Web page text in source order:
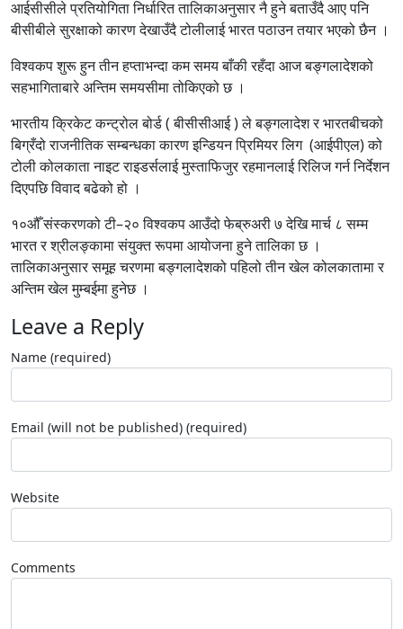
आईसीसीले प्रतियोगिता निर्धारित तालिकाअनुसार नै हुने बताउँदै आए पनि
बीसीबीले सुरक्षाको कारण देखाउँदै टोलीलाई भारत पठाउन तयार भएको छैन ।
विश्वकप शुरू हुन तीन हप्ताभन्दा कम समय बाँकी रहँदा आज बङ्गलादेशको
सहभागिताबारे अन्तिम समयसीमा तोकिएको छ ।
भारतीय क्रिकेट कन्ट्रोल बोर्ड ( बीसीसीआई ) ले बङ्गलादेश र भारतबीचको
बिग्रँदो राजनीतिक सम्बन्धका कारण इन्डियन प्रिमियर लिग (आईपीएल) को
टोली कोलकाता नाइट राइडर्सलाई मुस्ताफिजुर रहमानलाई रिलिज गर्न निर्देशन
दिएपछि विवाद बढेको हो ।
१०औँ संस्करणको टी–२० विश्वकप आउँदो फेब्रुअरी ७ देखि मार्च ८ सम्म
भारत र श्रीलङ्कामा संयुक्त रूपमा आयोजना हुने तालिका छ ।
तालिकाअनुसार समूह चरणमा बङ्गलादेशको पहिलो तीन खेल कोलकातामा र
अन्तिम खेल मुम्बईमा हुनेछ ।
Leave a Reply
Name (required)
Email (will not be published) (required)
Website
Comments